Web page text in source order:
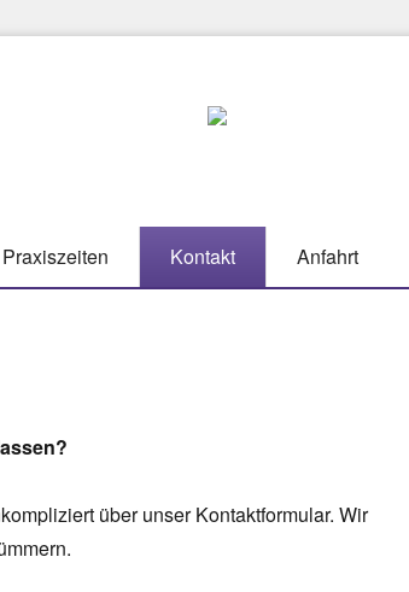
Praxiszeiten Kontakt Anfahrt
über unser Kontaktformular. Wir